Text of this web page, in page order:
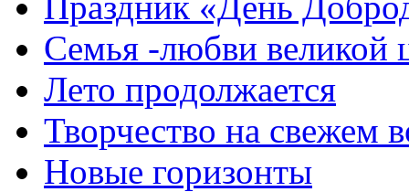
Семья -любви великой
Лето продолжается
Творчество на свежем
Новые горизонты